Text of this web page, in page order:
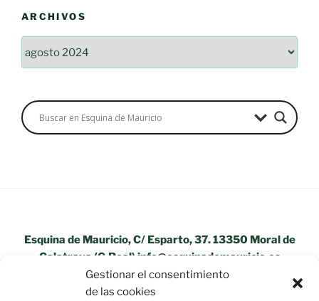
Gestionar el consentimiento
de las cookies
ARCHIVOS
Esquina de Mauricio, C/ Esparto, 37. 13350 Moral de
Calatrava (C.Real) info@esquinademauricio.es
«Aviso Legal»